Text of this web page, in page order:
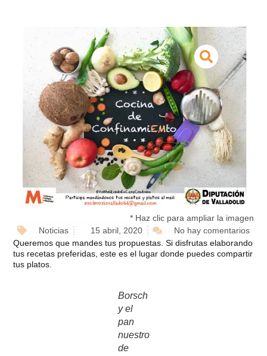
* Haz clic para ampliar la imagen
Noticias
15 abril, 2020
No hay comentarios
Queremos que mandes tus propuestas. Si disfrutas elaborando
tus recetas preferidas, este es el lugar donde puedes compartir
tus platos.
Borsch
y el
pan
nuestro
de